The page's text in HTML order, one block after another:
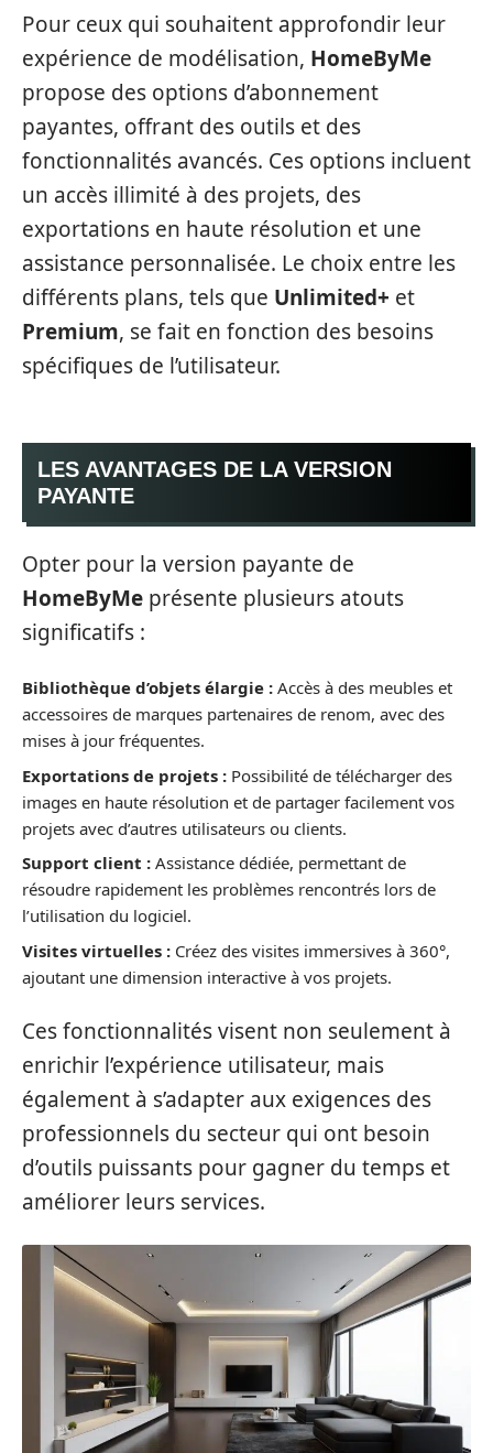
Pour ceux qui souhaitent approfondir leur
expérience de modélisation, HomeByMe
propose des options d’abonnement
payantes, offrant des outils et des
fonctionnalités avancés. Ces options incluent
un accès illimité à des projets, des
exportations en haute résolution et une
assistance personnalisée. Le choix entre les
différents plans, tels que Unlimited+ et
Premium, se fait en fonction des besoins
spécifiques de l’utilisateur.
LES AVANTAGES DE LA VERSION
PAYANTE
Opter pour la version payante de
HomeByMe présente plusieurs atouts
significatifs :
Bibliothèque d’objets élargie : Accès à des meubles et
accessoires de marques partenaires de renom, avec des
mises à jour fréquentes.
Exportations de projets : Possibilité de télécharger des
images en haute résolution et de partager facilement vos
projets avec d’autres utilisateurs ou clients.
Support client : Assistance dédiée, permettant de
résoudre rapidement les problèmes rencontrés lors de
l’utilisation du logiciel.
Visites virtuelles : Créez des visites immersives à 360°,
ajoutant une dimension interactive à vos projets.
Ces fonctionnalités visent non seulement à
enrichir l’expérience utilisateur, mais
également à s’adapter aux exigences des
professionnels du secteur qui ont besoin
d’outils puissants pour gagner du temps et
améliorer leurs services.